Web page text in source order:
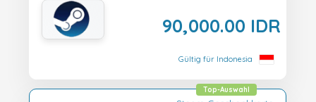
90,000.00 IDR
Gültig für Indonesia
Top-Auswahl